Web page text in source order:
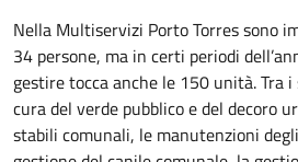
Nella Multiservizi Porto Torres sono
34 persone, ma in certi periodi
gestire tocca anche le 150 unità. Tra
cura del verde pubblico e del decoro
stabili comunali, le manutenzioni